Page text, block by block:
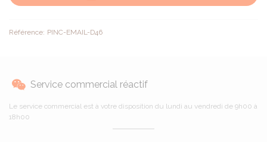
Référence: PINC-EMAIL-D46
Service commercial réactif
Le service commercial est à votre disposition du lundi au vendredi de 9h00 à
18h00